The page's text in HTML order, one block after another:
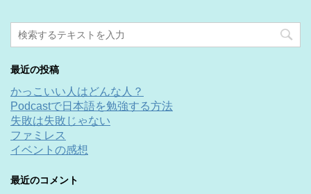
最近の投稿
かっこいい人はどんな人？
Podcastで日本語を勉強する方法
失敗は失敗じゃない
ファミレス
イベントの感想
最近のコメント